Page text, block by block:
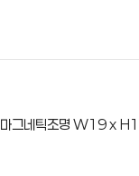
마그네틱조명 W19 x